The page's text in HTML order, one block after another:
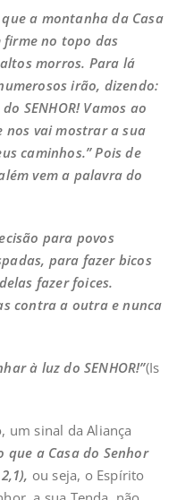
a montanha da Casa
firme no topo das
morros. Para lá
irão, dizendo:
SENHOR! Vamos ao
nos vai mostrar a sua
caminhos.” Pois de
vem a palavra do
para povos
para fazer bicos
fazer foices.
contra a outra e nunca
à luz do SENHOR!”(Is
um sinal da Aliança
que a Casa do Senhor
ou seja, o Espírito